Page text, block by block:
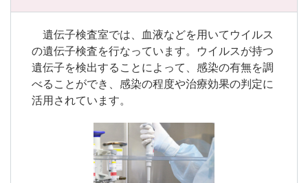
遺伝子検査室では、血液などを用いてウイルス
の遺伝子検査を行なっています。ウイルスが持つ
遺伝子を検出することによって、感染の有無を調
べることができ、感染の程度や治療効果の判定に
活用されています。